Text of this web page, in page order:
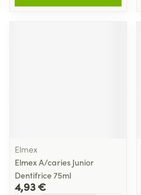
Elmex
Elmex A/caries Junior
Dentifrice 75ml
4,93 €